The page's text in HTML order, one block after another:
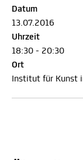
Datum
13.07.2016
Uhrzeit
18:30 - 20:30
Ort
Institut für Kunst